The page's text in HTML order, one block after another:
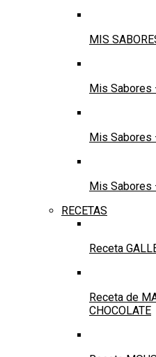
MIS
Mis Sabores
Mis Sabores
Mis Sabores
RECETAS
Receta
Receta de
CHOCOLATE